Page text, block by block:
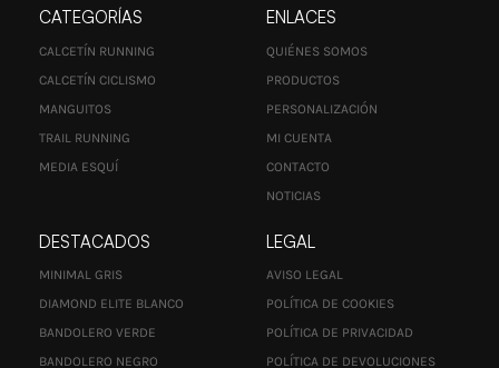
CATEGORÍAS
CALCETÍN RUNNING
CALCETÍN CICLISMO
MANGUITOS
TRAIL RUNNING
MEDIA ESQUÍ
ENLACES
QUIÉNES SOMOS
PRODUCTOS
PERSONALIZACIÓN
MI CUENTA
CONTACTO
NOTICIAS
DESTACADOS
MINIMAL GRIS
DIAMOND ELITE BLANCO
BANDOLERO VERDE
BANDOLERO NEGRO
LEGAL
AVISO LEGAL
POLÍTICA DE COOKIES
POLÍTICA DE PRIVACIDAD
POLÍTICA DE DEVOLUCIONES